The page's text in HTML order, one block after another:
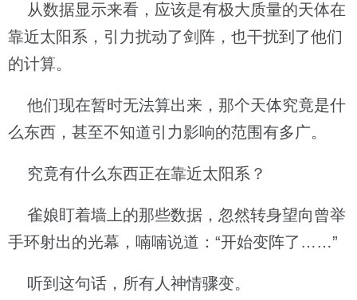
从数据显示来看，应该是有极大质量的天体在
靠近太阳系，引力扰动了剑阵，也干扰到了他们
的计算。
他们现在暂时无法算出来，那个天体究竟是什
么东西，甚至不知道引力影响的范围有多广。
究竟有什么东西正在靠近太阳系？
雀娘盯着墙上的那些数据，忽然转身望向曾举
手环射出的光幕，喃喃说道：“开始变阵了……”
听到这句话，所有人神情骤变。